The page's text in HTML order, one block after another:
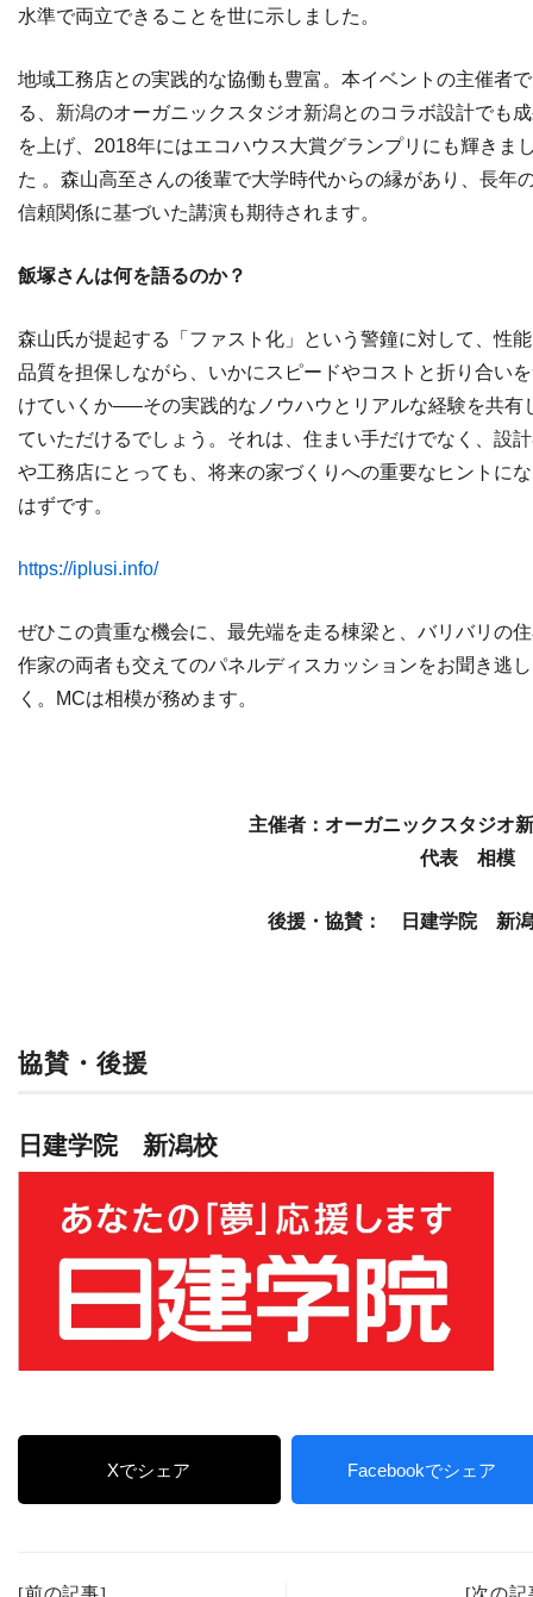
水準で両立できることを世に示しました。
地域工務店との実践的な協働も豊富。本イベントの主催者
る、新潟のオーガニックスタジオ新潟とのコラボ設計でも
を上げ、2018年にはエコハウス大賞グランプリにも輝きま
た 。 森山高至さんの後輩で大学時代からの縁があり、長年
信頼関係に基づいた講演も期待されます。
飯塚さんは何を語るのか？
森山氏が提起する「ファスト化」という警鐘に対して、性
品質を担保しながら、いかにスピードやコストと折り合い
けていくか—–その実践的なノウハウとリアルな経験を共有
ていただけるでしょう。それは、住まい手だけでなく、設
や工務店にとっても、将来の家づくりへの重要なヒントに
はずです。
https://iplusi.info/
ぜひこの貴重な機会に、最先端を走る棟梁と、 バリバリの
作家の両者も交えてのパネルディスカッションをお聞き逃
く。MCは相模が務めます。
主催者：オーガニックスタジオ
代表 相模
後援・協賛： 日建学院 新
協賛・後援
日建学院 新潟校
Xでシェア Facebookでシェア